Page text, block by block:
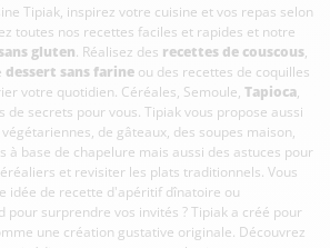
Tipiak, inspirez votre cuisine et vos repas selon
toutes nos recettes faciles et rapides et notre
gluten. Réalisez des recettes de couscous,
dessert sans farine ou des recettes de coquilles
votre quotidien. Céréales, Semoule, Tapioca,
de secrets pour vous. Tipiak vous propose aussi
de gâteaux, des soupes maison,
à base de chapelure mais aussi des astuces pour
et revisiter les plats traditionnels. Vous
idée de recette d'apéritif dînatoire ou
pour surprendre vos invités ? Tipiak a créé pour
une création gustative originale. Découvrez